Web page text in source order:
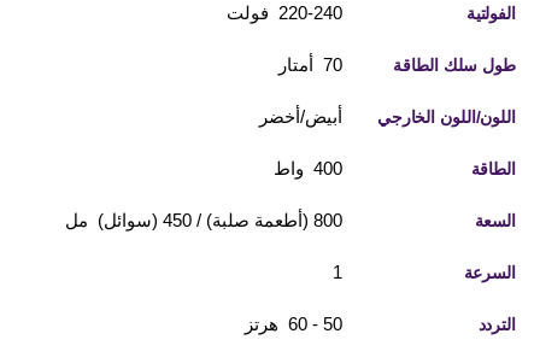
الفولتية 220-240 فولت
طول سلك الطاقة 70 أمتار
اللون/اللون الخارجي أبيض/أخضر
الطاقة 400 واط
السعة 800 (أطعمة صلبة) / 450 (سوائل) مل
السرعة 1
التردد 50 - 60 هرتز